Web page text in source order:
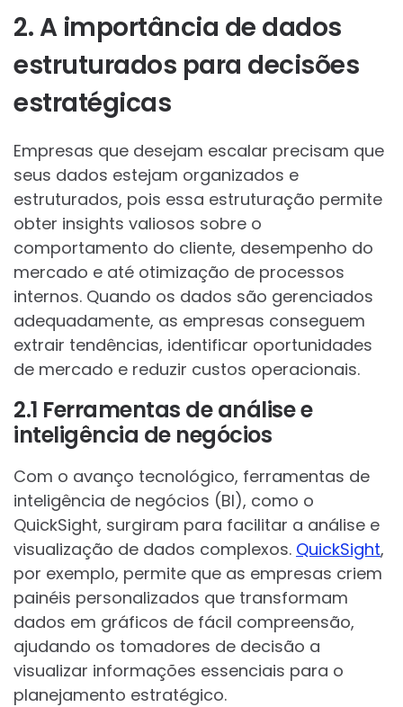
2. A importância de dados
estruturados para decisões
estratégicas
Empresas que desejam escalar precisam que
seus dados estejam organizados e
estruturados, pois essa estruturação permite
obter insights valiosos sobre o
comportamento do cliente, desempenho do
mercado e até otimização de processos
internos. Quando os dados são gerenciados
adequadamente, as empresas conseguem
extrair tendências, identificar oportunidades
de mercado e reduzir custos operacionais.
2.1 Ferramentas de análise e
inteligência de negócios
Com o avanço tecnológico, ferramentas de
inteligência de negócios (BI), como o
QuickSight, surgiram para facilitar a análise e
visualização de dados complexos. QuickSight,
por exemplo, permite que as empresas criem
painéis personalizados que transformam
dados em gráficos de fácil compreensão,
ajudando os tomadores de decisão a
visualizar informações essenciais para o
planejamento estratégico.